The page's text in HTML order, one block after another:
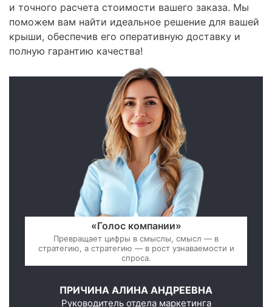
и точного расчета стоимости вашего заказа. Мы
поможем вам найти идеальное решение для вашей
крыши, обеспечив его оперативную доставку и
полную гарантию качества!
«Голос компании»
Превращает цифры в смыслы, смысл — в
стратегию, а стратегию — в рост узнаваемости и
спроса.
ПРИЧИНА АЛИНА АНДРЕЕВНА
Руководитель отдела маркетинга